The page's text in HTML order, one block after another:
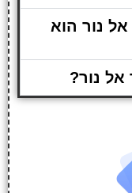
נור הוא
נור?